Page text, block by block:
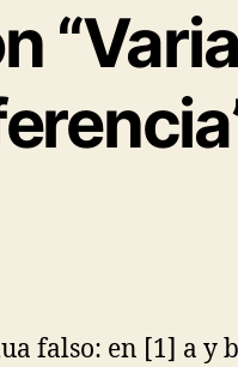
falso: en [1] a y